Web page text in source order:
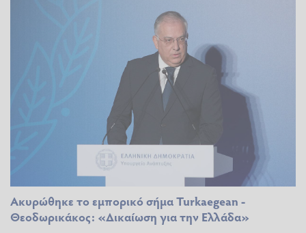
Ακυρώθηκε το εμπορικό σήμα Turkaegean -
Θεοδωρικάκος: «Δικαίωση για την Ελλάδα»